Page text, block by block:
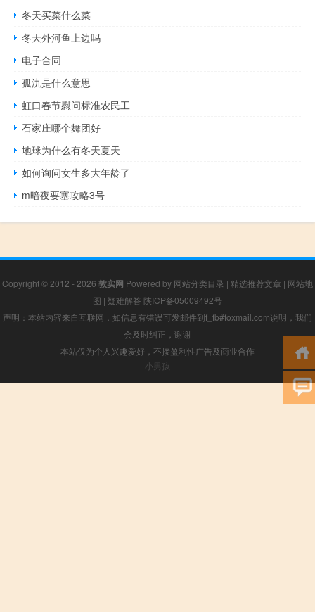
冬天买菜什么菜
冬天外河鱼上边吗
电子合同
孤氿是什么意思
虹口春节慰问标准农民工
石家庄哪个舞团好
地球为什么有冬天夏天
如何询问女生多大年龄了
m暗夜要塞攻略3号
Copyright © 2012 - 2026 敦实网 Powered by 网站分类目录 | 精选推荐文章 | 网站地
图 | 疑难解答 陕ICP备05009492号
声明：本站内容来自互联网，如信息有错误可发邮件到f_fb#foxmail.com说明，我们
会及时纠正，谢谢
本站仅为个人兴趣爱好，不接盈利性广告及商业合作
小男孩